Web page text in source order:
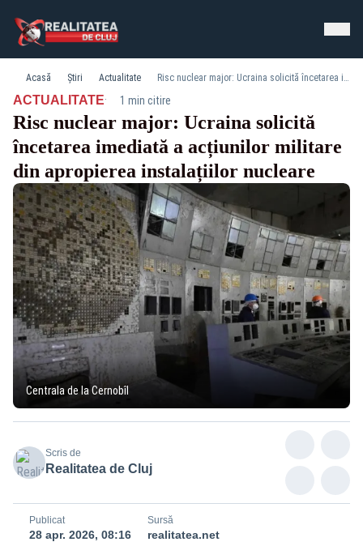
Acasă Știri Actualitate Risc nuclear major: Ucraina solicită încetarea imediată a acțiunilor militare din apropierea instalațiilor nucleare
ACTUALITATE· 1 min citire
Risc nuclear major: Ucraina solicită
încetarea imediată a acțiunilor militare
din apropierea instalațiilor nucleare
Centrala de la Cernobîl
Scris de
Realitatea de Cluj
Publicat
28 apr. 2026, 08:16
Sursă
realitatea.net